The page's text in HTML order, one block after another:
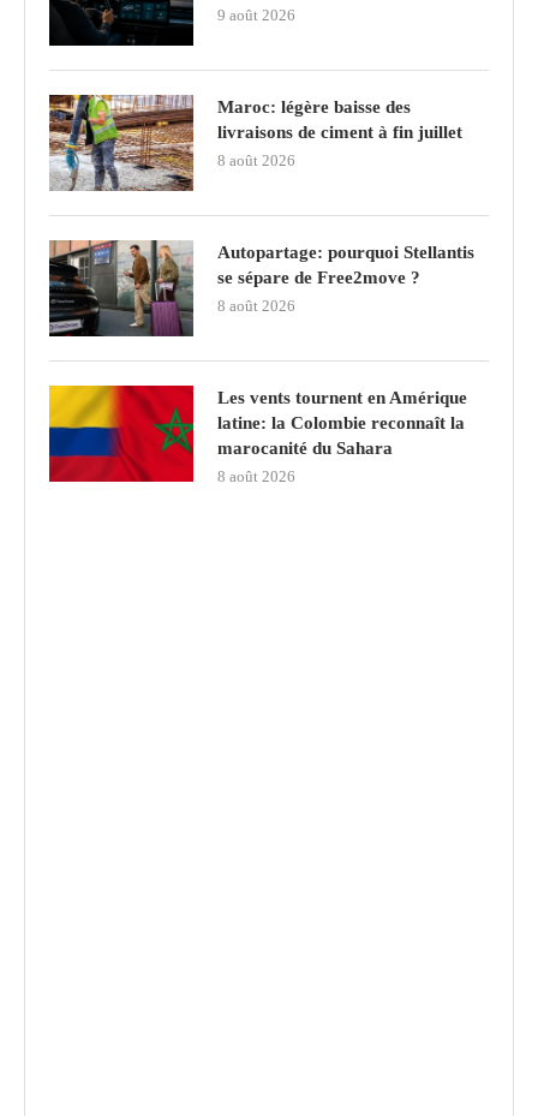
9 août 2026
Maroc: légère baisse des
livraisons de ciment à fin juillet
8 août 2026
Autopartage: pourquoi Stellantis
se sépare de Free2move ?
8 août 2026
Les vents tournent en Amérique
latine: la Colombie reconnaît la
marocanité du Sahara
8 août 2026